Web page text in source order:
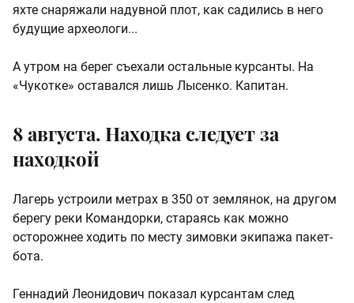
яхте снаряжали надувной плот, как садились в него
будущие археологи...
А утром на берег съехали остальные курсанты. На
«Чукотке» оставался лишь Лысенко. Капитан.
8 августа. Находка следует за
находкой
Лагерь устроили метрах в 350 от землянок, на другом
берегу реки Командорки, стараясь как можно
осторожнее ходить по месту зимовки экипажа пакет-
бота.
Геннадий Леонидович показал курсантам след